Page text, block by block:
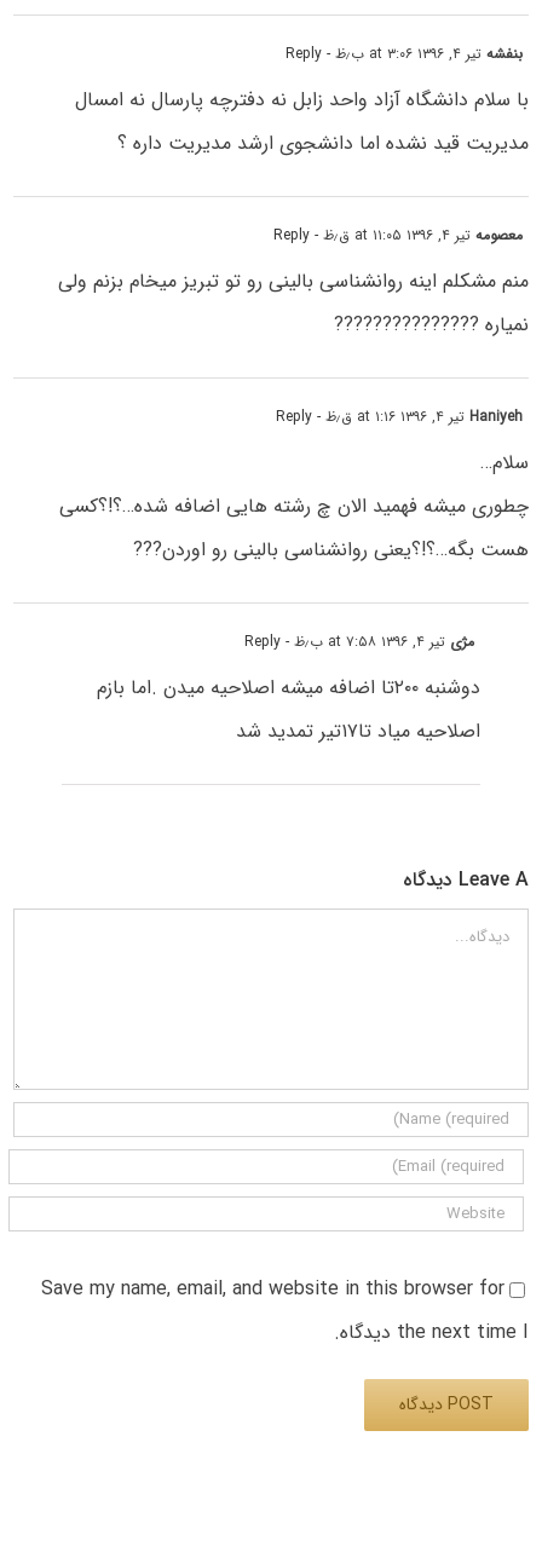
بنفشهتیر ۴, ۱۳۹۶ at ۳:۰۶ ب٫ظ - Reply
با سلام دانشگاه آزاد واحد زابل نه دفترچه پارسال نه امسال
مدیریت قید نشده اما دانشجوی ارشد مدیریت داره ؟
معصومهتیر ۴, ۱۳۹۶ at ۱۱:۰۵ ق٫ظ - Reply
منم مشکلم اینه روانشناسی بالینی رو تو تبریز میخام بزنم ولی
نمیاره ???????????????
Haniyehتیر ۴, ۱۳۹۶ at ۱:۱۶ ق٫ظ - Reply
سلام…
چطوری میشه فهمید الان چ رشته هایی اضافه شده…؟!؟کسی
هست بگه…؟!؟یعنی روانشناسی بالینی رو اوردن???
مژی تیر ۴, ۱۳۹۶ at ۷:۵۸ ب٫ظ - Reply
دوشنبه ۲۰۰تا اضافه میشه اصلاحیه میدن .اما بازم
اصلاحیه میاد تا۱۷تیر تمدید شد
Leave A دیدگاه
دیدگاه
Save my name, email, and website in this browser for
the next time I دیدگاه.